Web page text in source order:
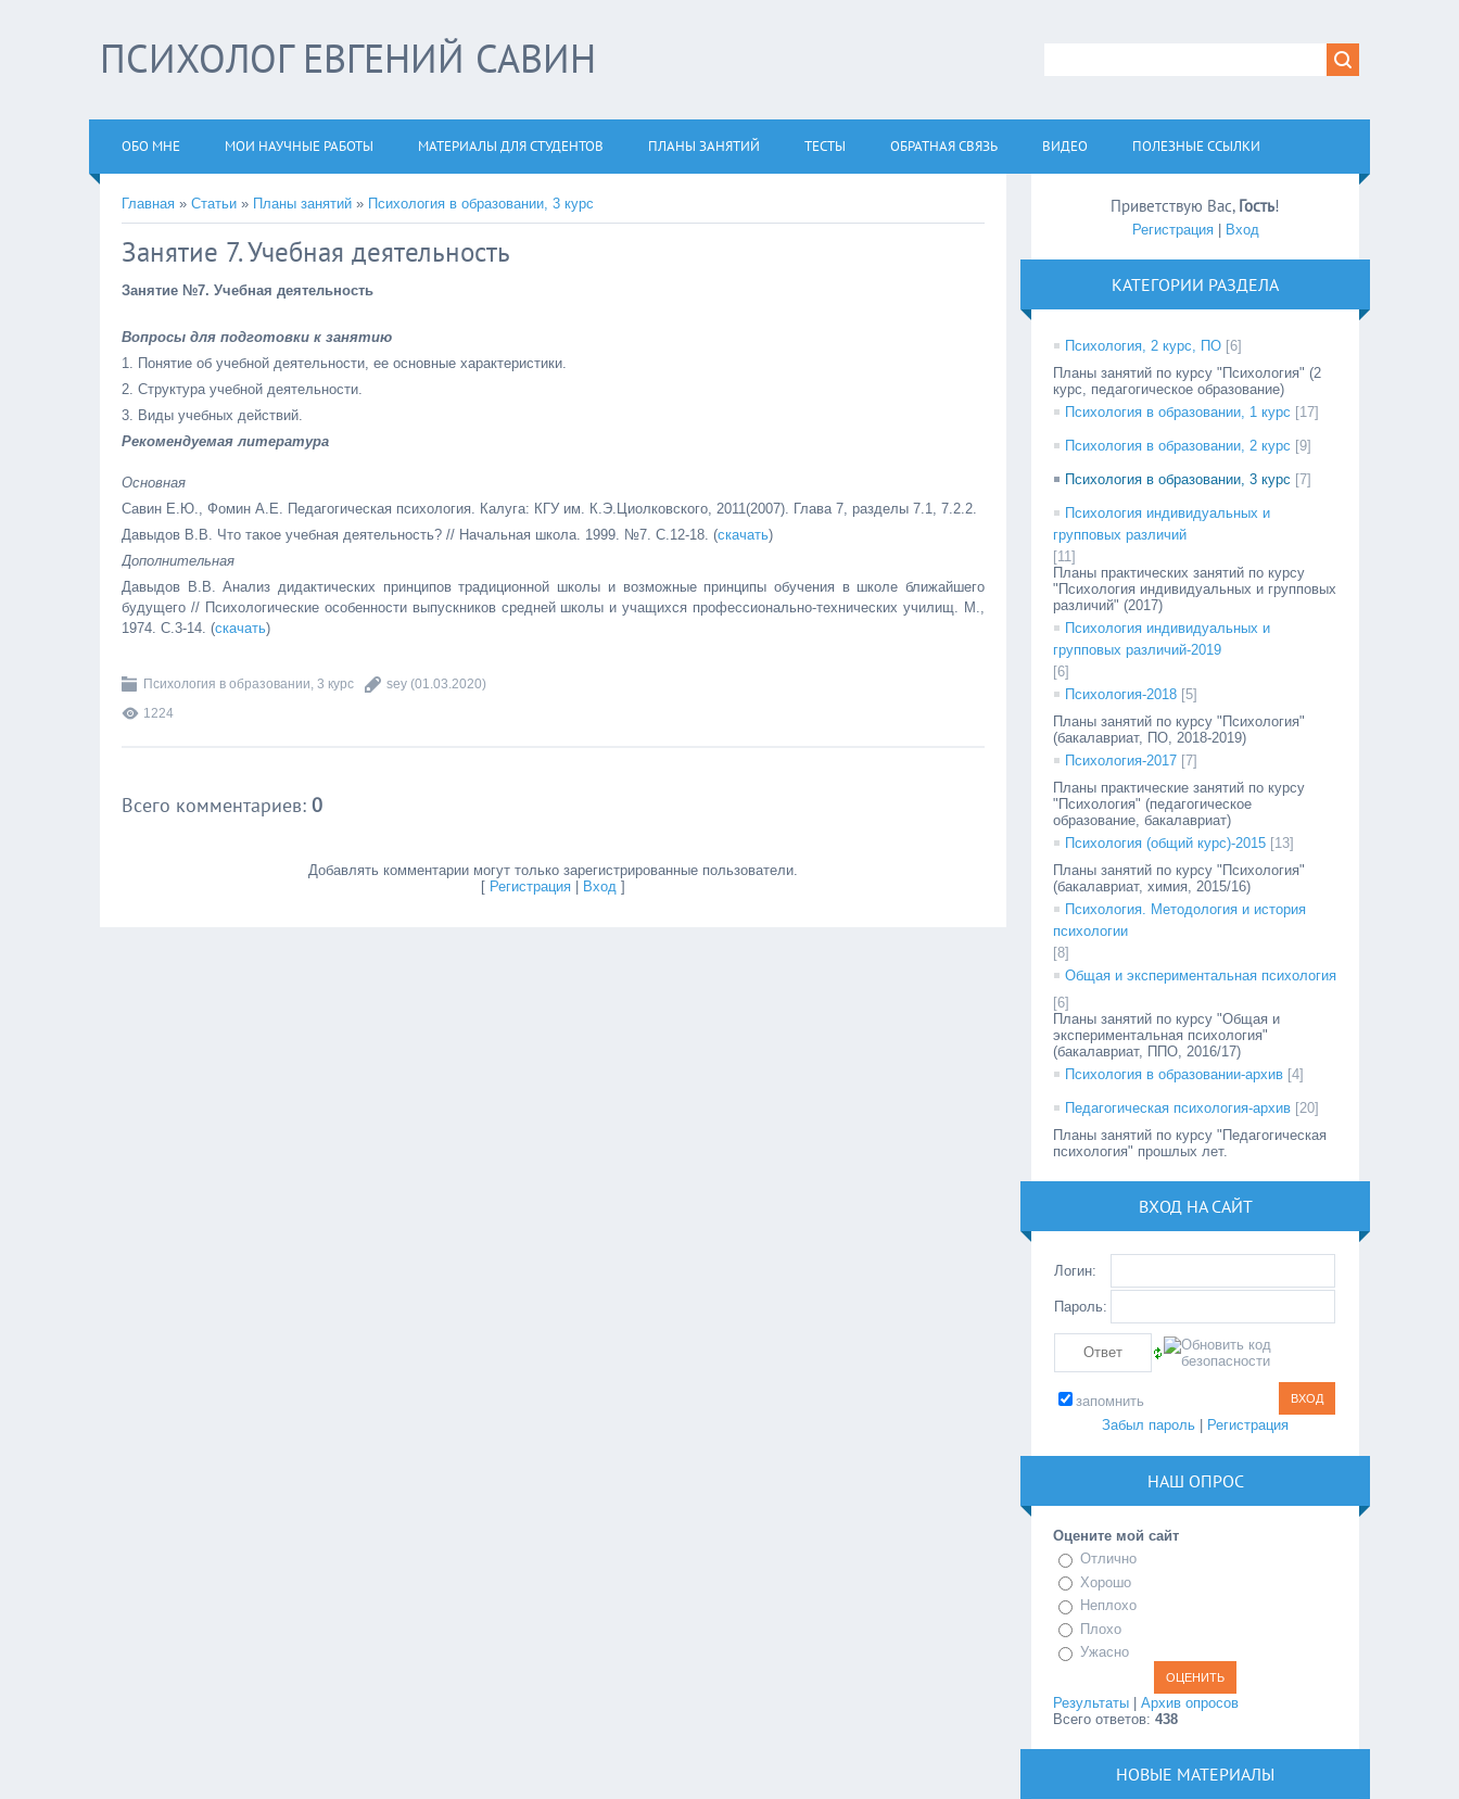
ПСИХОЛОГ ЕВГЕНИЙ САВИН
ОБО МНЕ МОИ НАУЧНЫЕ РАБОТЫ МАТЕРИАЛЫ ДЛЯ СТУДЕНТОВ ПЛАНЫ ЗАНЯТИЙ ТЕСТЫ ОБРАТНАЯ СВЯЗЬ ВИДЕО ПОЛЕЗНЫЕ ССЫЛКИ
Главная » Статьи » Планы занятий » Психология в образовании, 3 курс
Занятие 7. Учебная деятельность
Занятие №7. Учебная деятельность
Вопросы для подготовки к занятию
1. Понятие об учебной деятельности, ее основные характеристики.
2. Структура учебной деятельности.
3. Виды учебных действий.
Рекомендуемая литература
Основная
Савин Е.Ю., Фомин А.Е. Педагогическая психология. Калуга: КГУ им. К.Э.Циолковского, 2011(2007). Глава 7, разделы 7.1, 7.2.2.
Давыдов В.В. Что такое учебная деятельность? // Начальная школа. 1999. №7. С.12-18. (скачать)
Дополнительная
Давыдов В.В. Анализ дидактических принципов традиционной школы и возможные принципы обучения в школе ближайшего
будущего // Психологические особенности выпускников средней школы и учащихся профессионально-технических училищ. М.,
1974. С.3-14. (скачать)
Психология в образовании, 3 курс sey (01.03.2020)
1224
Всего комментариев: 0
Добавлять комментарии могут только зарегистрированные пользователи.
[ Регистрация Вход ]
Приветствую Вас, Гость!
Регистрация| Вход
КАТЕГОРИИ РАЗДЕЛА
Психология, 2 курс, ПО [6]
Планы занятий по курсу "Психология" (2
курс, педагогическое образование)
Психология в образовании, 1 курс [17]
Психология в образовании, 2 курс [9]
Психология в образовании, 3 курс [7]
Психология индивидуальных и
групповых различий
[11]
Планы практических занятий по курсу
"Психология индивидуальных и групповых
различий" (2017)
Психология индивидуальных и
групповых различий-2019
[6]
Психология-2018 [5]
Планы занятий по курсу "Психология"
(бакалавриат, ПО, 2018-2019)
Психология-2017 [7]
Планы практические занятий по курсу
"Психология" (педагогическое
образование, бакалавриат)
Психология (общий курс)-2015 [13]
Планы занятий по курсу "Психология"
(бакалавриат, химия, 2015/16)
Психология. Методология и история
психологии
[8]
Общая и экспериментальная психология
[6]
Планы занятий по курсу "Общая и
экспериментальная психология"
(бакалавриат, ППО, 2016/17)
Психология в образовании-архив [4]
Педагогическая психология-архив [20]
Планы занятий по курсу "Педагогическая
психология" прошлых лет.
ВХОД НА САЙТ
Логин:
Пароль:
запомнить
Забыл пароль| Регистрация
НАШ ОПРОС
Оцените мой сайт
Отлично
Хорошо
Неплохо
Плохо
Ужасно
Результаты |Архив опросов
Всего ответов:438
НОВЫЕ МАТЕРИАЛЫ